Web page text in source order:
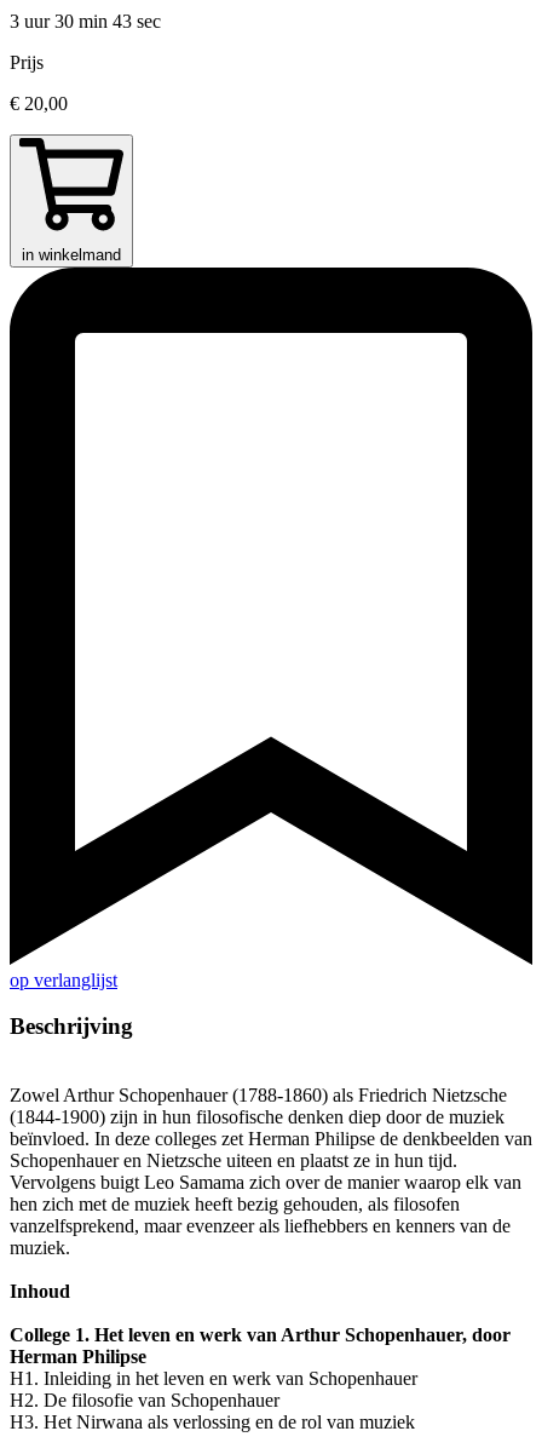
3 uur 30 min 43 sec
Prijs
€ 20,00
in winkelmand
op verlanglijst
Beschrijving
Zowel Arthur Schopenhauer (1788-1860) als Friedrich Nietzsche
(1844-1900) zijn in hun filosofische denken diep door de muziek
beïnvloed. In deze colleges zet Herman Philipse de denkbeelden van
Schopenhauer en Nietzsche uiteen en plaatst ze in hun tijd.
Vervolgens buigt Leo Samama zich over de manier waarop elk van
hen zich met de muziek heeft bezig gehouden, als filosofen
vanzelfsprekend, maar evenzeer als liefhebbers en kenners van de
muziek.
Inhoud
College 1. Het leven en werk van Arthur Schopenhauer, door
Herman Philipse
H1. Inleiding in het leven en werk van Schopenhauer
H2. De filosofie van Schopenhauer
H3. Het Nirwana als verlossing en de rol van muziek